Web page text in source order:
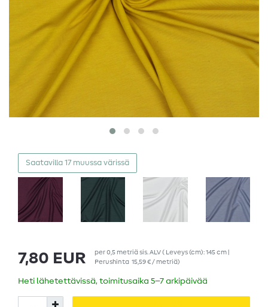
Saatavilla 17 muussa värissä
7,80 EUR per0,5 metriäsis. ALV( Leveys (cm): 145 cm |
Perushinta 15,59 € / metriä)
Heti lähetettävissä, toimitusaika 5–7 arkipäivää